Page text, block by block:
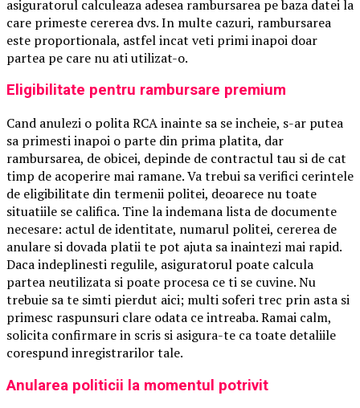
asiguratorul calculeaza adesea rambursarea pe baza datei la
care primeste cererea dvs. In multe cazuri, rambursarea
este proportionala, astfel incat veti primi inapoi doar
partea pe care nu ati utilizat-o.
Eligibilitate pentru rambursare premium
Cand anulezi o polita RCA inainte sa se incheie, s-ar putea
sa primesti inapoi o parte din prima platita, dar
rambursarea, de obicei, depinde de contractul tau si de cat
timp de acoperire mai ramane. Va trebui sa verifici cerintele
de eligibilitate din termenii politei, deoarece nu toate
situatiile se califica. Tine la indemana lista de documente
necesare: actul de identitate, numarul politei, cererea de
anulare si dovada platii te pot ajuta sa inaintezi mai rapid.
Daca indeplinesti regulile, asiguratorul poate calcula
partea neutilizata si poate procesa ce ti se cuvine. Nu
trebuie sa te simti pierdut aici; multi soferi trec prin asta si
primesc raspunsuri clare odata ce intreaba. Ramai calm,
solicita confirmare in scris si asigura-te ca toate detaliile
corespund inregistrarilor tale.
Anularea politicii la momentul potrivit